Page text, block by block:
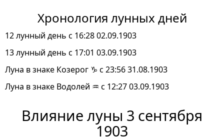
Хронология лунных дней
12 лунный день с 16:28 02.09.1903
13 лунный день с 17:01 03.09.1903
Луна в знаке Козерог ♑ с 23:56 31.08.1903
Луна в знаке Водолей ♒ с 12:27 03.09.1903
Влияние луны 3 сентября
1903